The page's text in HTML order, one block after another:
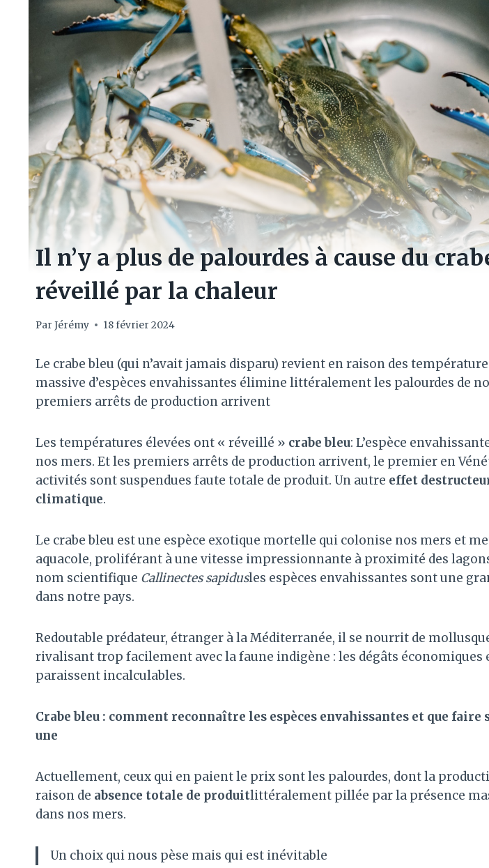
Il n’y a plus de palourdes à cause du
réveillé par la chaleur
Par Jérémy 18 février 2024
Le crabe bleu (qui n’avait jamais disparu) revient en raison des
massive d’espèces envahissantes élimine littéralement les palourdes de
premiers arrêts de production arrivent
Les températures élevées ont « réveillé » crabe bleu: L’espèce
nos mers. Et les premiers arrêts de production arrivent, le premier en
activités sont suspendues faute totale de produit. Un autre effet
climatique.
Le crabe bleu est une espèce exotique mortelle qui colonise nos mers et
aquacole, proliférant à une vitesse impressionnante à proximité des
nom scientifique Callinectes sapidusles espèces envahissantes sont une
dans notre pays.
Redoutable prédateur, étranger à la Méditerranée, il se nourrit de
rivalisant trop facilement avec la faune indigène : les dégâts économiques
paraissent incalculables.
Crabe bleu : comment reconnaître les espèces envahissantes et que faire
une
Actuellement, ceux qui en paient le prix sont les palourdes, dont la
raison de absence totale de produitlittéralement pillée par la présence
dans nos mers.
Un choix qui nous pèse mais qui est inévitable